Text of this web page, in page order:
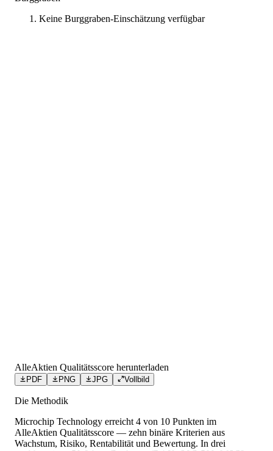
Keine Burggraben-Einschätzung verfügbar
AlleAktien Qualitätsscore herunterladen
PDF PNG JPG Vollbild
Die Methodik
Microchip Technology erreicht 4 von 10 Punkten im
AlleAktien Qualitätsscore — zehn binäre Kriterien aus
Wachstum, Risiko, Rentabilität und Bewertung. In drei